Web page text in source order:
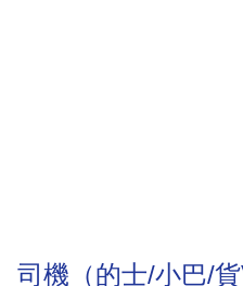
司機（的士/小巴/貨